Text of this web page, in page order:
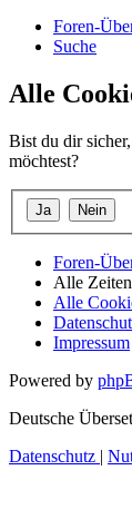
Foren-
Suche
Alle
Bist du dir
möchtest?
Foren-
Alle
Alle
Impressum
Powered by
Deutsche
Datenschutz |